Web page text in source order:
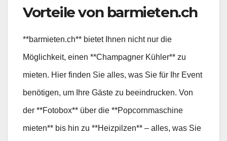
Vorteile von barmieten.ch
**barmieten.ch** bietet Ihnen nicht nur die
Möglichkeit, einen **Champagner Kühler** zu
mieten. Hier finden Sie alles, was Sie für Ihr Event
benötigen, um Ihre Gäste zu beeindrucken. Von
der **Fotobox** über die **Popcornmaschine
mieten** bis hin zu **Heizpilzen** – alles, was Sie